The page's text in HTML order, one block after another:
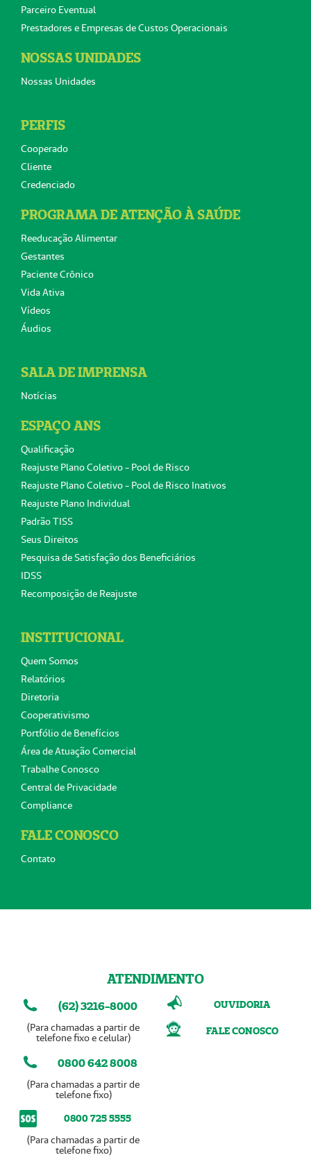
Parceiro Eventual
Prestadores e Empresas de Custos Operacionais
NOSSAS UNIDADES
Nossas Unidades
PERFIS
Cooperado
Cliente
Credenciado
PROGRAMA DE ATENÇÃO À SAÚDE
Reeducação Alimentar
Gestantes
Paciente Crônico
Vida Ativa
Vídeos
Áudios
SALA DE IMPRENSA
Notícias
ESPAÇO ANS
Qualificação
Reajuste Plano Coletivo - Pool de Risco
Reajuste Plano Coletivo - Pool de Risco Inativos
Reajuste Plano Individual
Padrão TISS
Seus Direitos
Pesquisa de Satisfação dos Beneficiários
IDSS
Recomposição de Reajuste
INSTITUCIONAL
Quem Somos
Relatórios
Diretoria
Cooperativismo
Portfólio de Benefícios
Área de Atuação Comercial
Trabalhe Conosco
Central de Privacidade
Compliance
FALE CONOSCO
Contato
ATENDIMENTO
(62) 3216-8000
(Para chamadas a partir de
telefone fixo e celular)
0800 642 8008
(Para chamadas a partir de
telefone fixo)
0800 725 5555
(Para chamadas a partir de
telefone fixo)
OUVIDORIA
FALE CONOSCO